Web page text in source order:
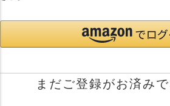
まだご登録がお済み